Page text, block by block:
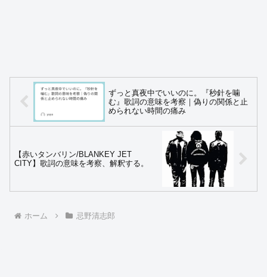
ずっと真夜中でいいのに。『秒針を噛
む』歌詞の意味を考察｜偽りの関係と止
められない時間の痛み
【赤いタンバリン/BLANKEY JET
CITY】歌詞の意味を考察、解釈する。
ホーム 忌野清志郎